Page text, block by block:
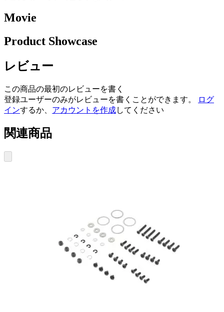
Movie
Product Showcase
レビュー
この商品の最初のレビューを書く
登録ユーザーのみがレビューを書くことができます。
ログ
インするか、 アカウントを作成してください
関連商品